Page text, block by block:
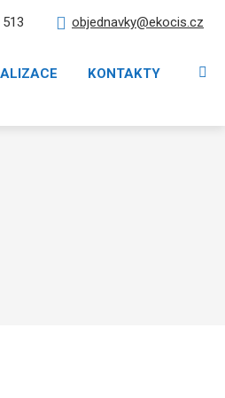
objednavky@ekocis.cz
KONTAKTY